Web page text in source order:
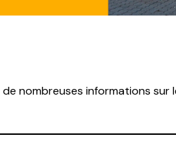
nombreuses informations